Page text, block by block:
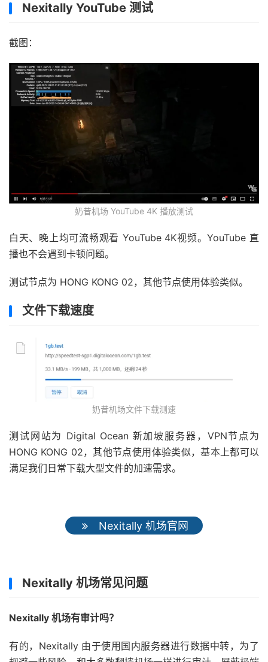
Nexitally YouTube 测试
截图：
奶昔机场 YouTube 4K 播放测试
白天、晚上均可流畅观看 YouTube 4K视频。YouTube 直
播也不会遇到卡顿问题。
测试节点为 HONG KONG 02，其他节点使用体验类似。
文件下载速度
奶昔机场文件下载测速
测试网站为 Digital Ocean 新加坡服务器，VPN节点为
HONG KONG 02，其他节点使用体验类似，基本上都可以
满足我们日常下载大型文件的加速需求。
Nexitally 机场官网
Nexitally 机场常见问题
Nexitally 机场有审计吗？
有的，Nexitally 由于使用国内服务器进行数据中转，为了